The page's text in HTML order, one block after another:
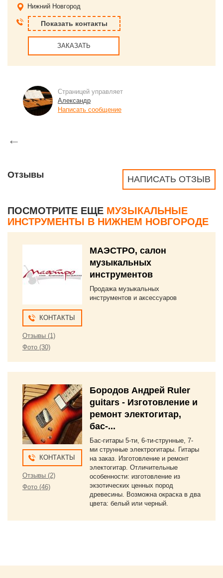
Нижний Новгород
Показать контакты
ЗАКАЗАТЬ
Страницей управляет
Александр
Написать сообщение
←
НАПИСАТЬ ОТЗЫВ
Отзывы
ПОСМОТРИТЕ ЕЩЕ МУЗЫКАЛЬНЫЕ
ИНСТРУМЕНТЫ В НИЖНЕМ НОВГОРОДЕ
КОНТАКТЫ
Отзывы (1)
Фото (30)
МАЭСТРО, салон
музыкальных
инструментов
Продажа музыкальных
инструментов и аксессуаров
КОНТАКТЫ
Отзывы (2)
Фото (46)
Бородов Андрей Ruler
guitars - Изготовление и
ремонт электогитар,
бас-...
Бас-гитары 5-ти, 6-ти-струнные, 7-
ми струнные электрогитары. Гитары
на заказ. Изготовление и ремонт
электогитар. Отличительные
особенности: изготовление из
экзотических ценных пород
древесины. Возможна окраска в два
цвета: белый или черный.